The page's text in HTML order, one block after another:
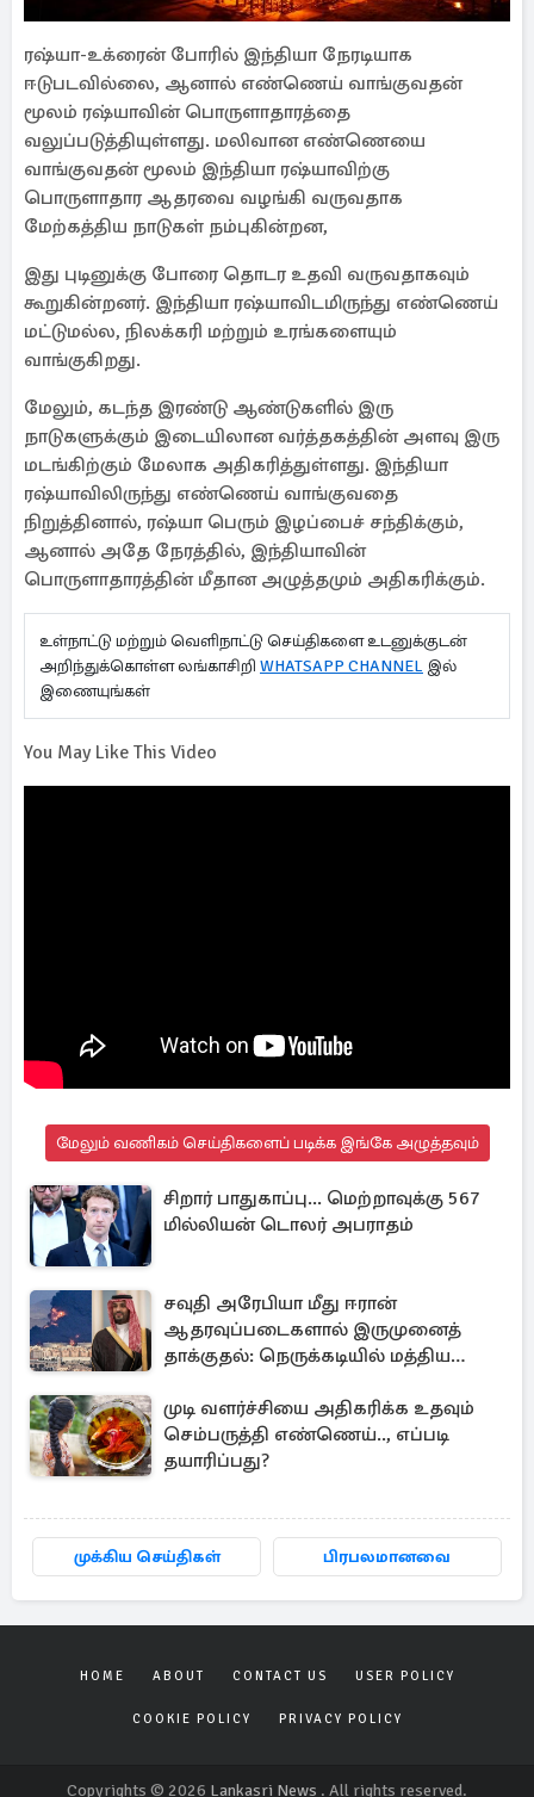
ரஷ்யா-உக்ரைன் போரில் இந்தியா நேரடியாக
ஈடுபடவில்லை, ஆனால் எண்ணெய் வாங்குவதன்
மூலம் ரஷ்யாவின் பொருளாதாரத்தை
வலுப்படுத்தியுள்ளது. மலிவான எண்ணெயை
வாங்குவதன் மூலம் இந்தியா ரஷ்யாவிற்கு
பொருளாதார ஆதரவை வழங்கி வருவதாக
மேற்கத்திய நாடுகள் நம்புகின்றன,
இது புடினுக்கு போரை தொடர உதவி வருவதாகவும்
கூறுகின்றனர். இந்தியா ரஷ்யாவிடமிருந்து எண்ணெய்
மட்டுமல்ல, நிலக்கரி மற்றும் உரங்களையும்
வாங்குகிறது.
மேலும், கடந்த இரண்டு ஆண்டுகளில் இரு
நாடுகளுக்கும் இடையிலான வர்த்தகத்தின் அளவு இரு
மடங்கிற்கும் மேலாக அதிகரித்துள்ளது. இந்தியா
ரஷ்யாவிலிருந்து எண்ணெய் வாங்குவதை
நிறுத்தினால், ரஷ்யா பெரும் இழப்பைச் சந்திக்கும்,
ஆனால் அதே நேரத்தில், இந்தியாவின்
பொருளாதாரத்தின் மீதான அழுத்தமும் அதிகரிக்கும்.
உள்நாட்டு மற்றும் வெளிநாட்டு செய்திகளை உடனுக்குடன்
அறிந்துக்கொள்ள லங்காசிறி WHATSAPP CHANNEL இல்
இணையுங்கள்
You May Like This Video
மேலும் வணிகம் செய்திகளைப் படிக்க இங்கே அழுத்தவும்
சிறார் பாதுகாப்பு... மெற்றாவுக்கு 567
மில்லியன் டொலர் அபராதம்
சவுதி அரேபியா மீது ஈரான்
ஆதரவுப்படைகளால் இருமுனைத்
தாக்குதல்: நெருக்கடியில் மத்திய
முடி வளர்ச்சியை அதிகரிக்க உதவும்
செம்பருத்தி எண்ணெய்.., எப்படி
தயாரிப்பது?
முக்கிய செய்திகள் பிரபலமானவை
HOME ABOUT CONTACT US USER POLICY
COOKIE POLICY PRIVACY POLICY
Copyrights © 2026 Lankasri News . All rights reserved.